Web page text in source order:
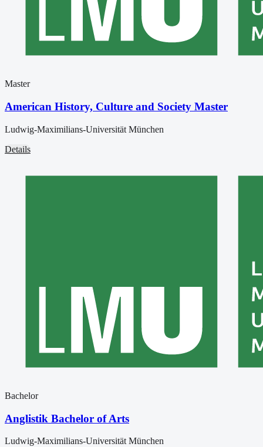
Master
American History, Culture and Society Master
Ludwig-Maximilians-Universität München
Details
Bachelor
Anglistik Bachelor of Arts
Ludwig-Maximilians-Universität München